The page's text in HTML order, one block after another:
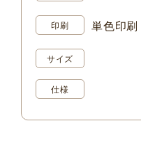
印刷 単色印刷
サイズ
仕様